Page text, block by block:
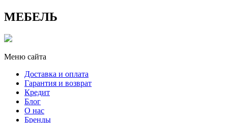
МЕБЕЛЬ
Меню сайта
Доставка и оплата
Гарантия и возврат
Кредит
Блог
О нас
Бренды